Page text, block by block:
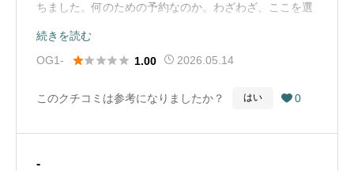
ちました。何のための予約なのか。わざわざ、ここを選
ばなくても良いかなと思います。（Google Mapから引
用）
続きを読む
OG1-
 1.00 2026.05.14
このクチコミは参考になりましたか？ はい  0
-